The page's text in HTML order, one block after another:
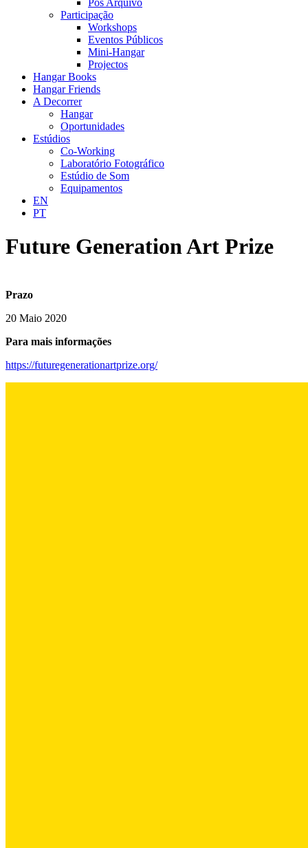
Pos Arquivo
Participação
Workshops
Eventos Públicos
Mini-Hangar
Projectos
Hangar Books
Hangar Friends
A Decorrer
Hangar
Oportunidades
Estúdios
Co-Working
Laboratório Fotográfico
Estúdio de Som
Equipamentos
EN
PT
Future Generation Art Prize
Prazo
20 Maio 2020
Para mais informações
https://futuregenerationartprize.org/